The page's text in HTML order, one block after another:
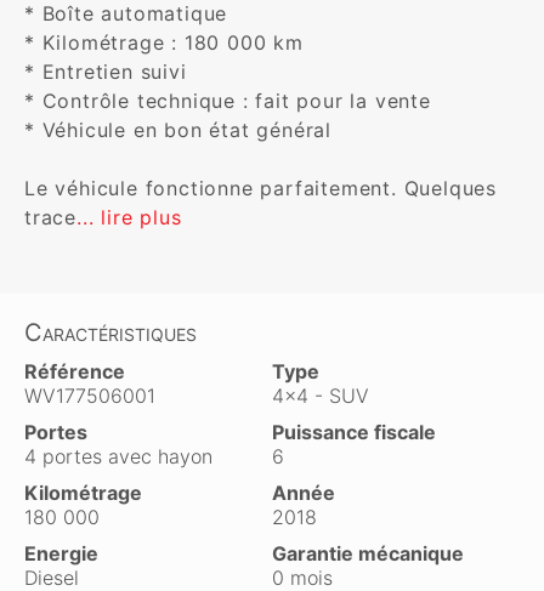
* Boîte automatique
* Kilométrage : 180 000 km
* Entretien suivi
* Contrôle technique : fait pour la vente
* Véhicule en bon état général
Le véhicule fonctionne parfaitement. Quelques
trace... lire plus
Caractéristiques
Référence
WV177506001
Type
4x4 - SUV
Portes
4 portes avec hayon
Puissance fiscale
6
Kilométrage
180 000
Année
2018
Energie
Diesel
Garantie mécanique
0 mois